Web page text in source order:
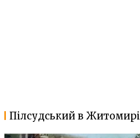
Пілсудський в Житомирі